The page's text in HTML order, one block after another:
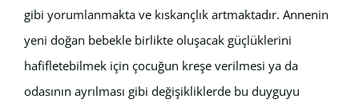
gibi yorumlanmakta ve kıskançlık artmaktadır. Annenin
yeni doğan bebekle birlikte oluşacak güçlüklerini
hafifletebilmek için çocuğun kreşe verilmesi ya da
odasının ayrılması gibi değişikliklerde bu duyguyu